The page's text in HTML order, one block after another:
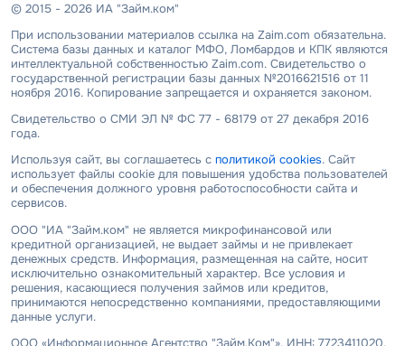
© 2015 - 2026 ИА "Займ.ком"
При использовании материалов ссылка на Zaim.com обязательна.
Система базы данных и каталог МФО, Ломбардов и КПК являются
интеллектуальной собственностью Zaim.com. Свидетельство о
государственной регистрации базы данных №2016621516 от 11
ноября 2016. Копирование запрещается и охраняется законом.
Свидетельство о СМИ ЭЛ № ФС 77 - 68179 от 27 декабря 2016
года.
Используя сайт, вы соглашаетесь с политикой cookies. Сайт
использует файлы cookie для повышения удобства пользователей
и обеспечения должного уровня работоспособности сайта и
сервисов.
ООО "ИА "Займ.ком" не является микрофинансовой или
кредитной организацией, не выдает займы и не привлекает
денежных средств. Информация, размещенная на сайте, носит
исключительно ознакомительный характер. Все условия и
решения, касающиеся получения займов или кредитов,
принимаются непосредственно компаниями, предоставляющими
данные услуги.
ООО «Информационное Агентство "Займ.Ком"», ИНН: 7723411020,